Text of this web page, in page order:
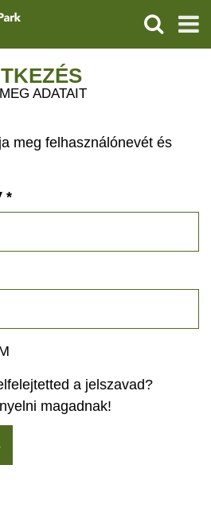
KERESÉS
ADATAIT
meg felhasználónevét és
*
a jelszavad?
magadnak!